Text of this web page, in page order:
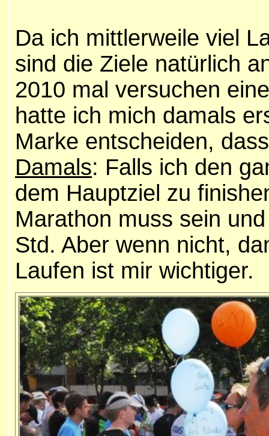
Da ich mittlerweile viel
sind die Ziele natürlich
2010 mal versuchen
hatte ich mich damals
Marke entscheiden,
Damals: Falls ich den
dem Hauptziel zu
Marathon muss sein
Std. Aber wenn nicht,
Laufen ist mir wichtiger.